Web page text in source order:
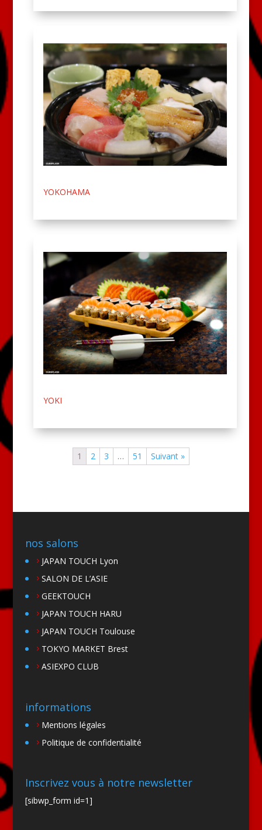
YOKOHAMA
YOKI
1 2 3 … 51 Suivant »
nos salons
JAPAN TOUCH Lyon
SALON DE L’ASIE
GEEKTOUCH
JAPAN TOUCH HARU
JAPAN TOUCH Toulouse
TOKYO MARKET Brest
ASIEXPO CLUB
informations
Mentions légales
Politique de confidentialité
Inscrivez vous à notre newsletter
[sibwp_form id=1]